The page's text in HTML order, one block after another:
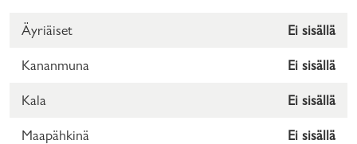
Äyriäiset Ei sisällä
Kananmuna Ei sisällä
Kala Ei sisällä
Maapähkinä Ei sisällä